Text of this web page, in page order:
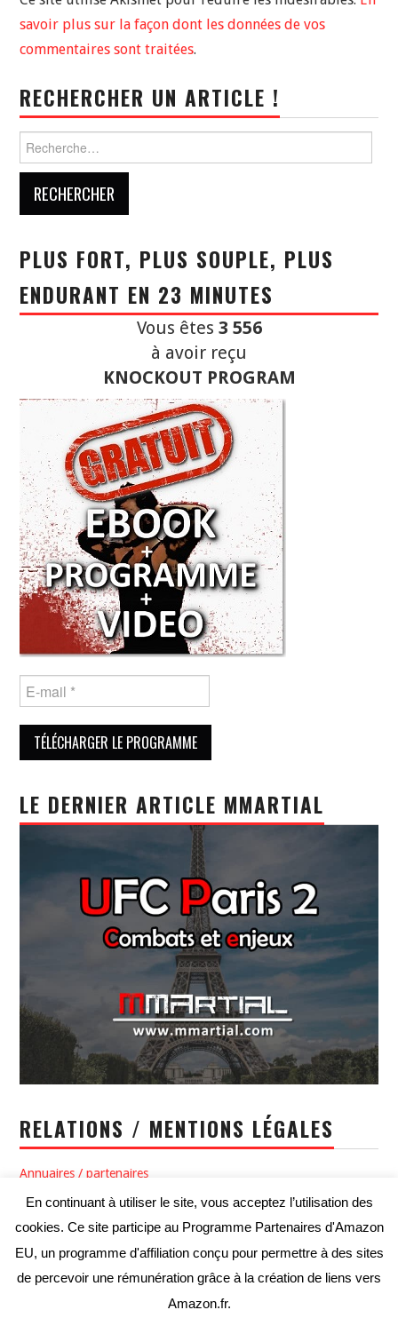
savoir plus sur la façon dont les données de vos
commentaires sont traitées.
RECHERCHER UN ARTICLE !
Rechercher :
PLUS FORT, PLUS SOUPLE, PLUS
ENDURANT EN 23 MINUTES
Vous êtes 3 556
à avoir reçu
KNOCKOUT PROGRAM
LE DERNIER ARTICLE MMARTIAL
RELATIONS / MENTIONS LÉGALES
Annuaires / partenaires
Politique de confidentialité / Conditions générales d’utilisation
Conditions générales de vente
En continuant à utiliser le site, vous acceptez l’utilisation des
cookies. Ce site participe au Programme Partenaires d'Amazon
EU, un programme d'affiliation conçu pour permettre à des sites
de percevoir une rémunération grâce à la création de liens vers
Amazon.fr.